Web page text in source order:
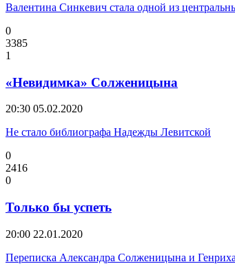
Валентина Синкевич стала одной из
0
3385
1
«Невидимка» Солженицына
20:30 05.02.2020
Не стало библиографа Надежды Левитской
0
2416
0
Только бы успеть
20:00 22.01.2020
Переписка Александра Солженицына и